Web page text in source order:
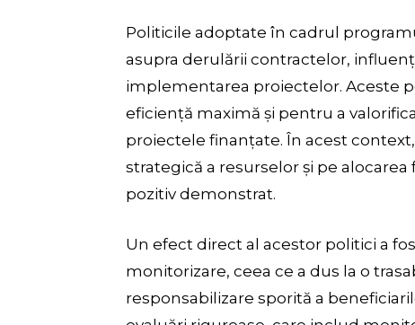
Politicile adoptate în cadrul
asupra derulării contractelor,
implementarea proiectelor. Aceste
eficiență maximă și pentru a
proiectele finanțate. În acest
strategică a resurselor și pe
pozitiv demonstrat.
Un efect direct al acestor politici a
monitorizare, ceea ce a dus la o
responsabilizare sporită a